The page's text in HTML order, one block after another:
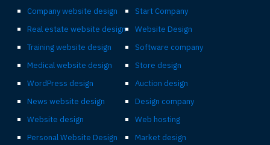
Start Company
Website Design
Software company
Store design
Auction design
Design company
Web hosting
Market design
Company website design
Real estate website design
Training website design
Medical website design
WordPress design
News website design
Website design
Personal Website Design